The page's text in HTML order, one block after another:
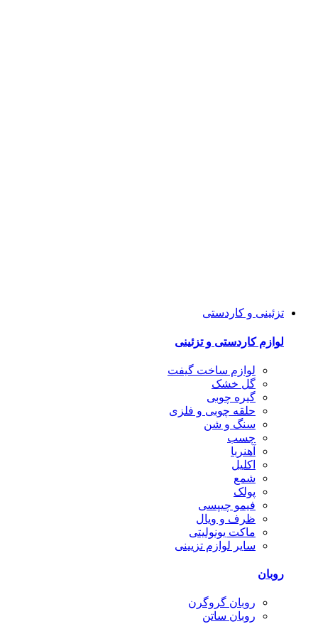
تزئینی و کاردستی
لوازم کاردستی و تزئینی
لوازم ساخت گیفت
گل خشک
گیره چوبی
حلقه چوبی و فلزی
سنگ و شن
چسب
آهنربا
اکلیل
شمع
پولک
فیمو چیپسی
ظرف و ویال
ماکت یونولیتی
سایر لوازم تزیینی
روبان
روبان گروگرن
روبان ساتن